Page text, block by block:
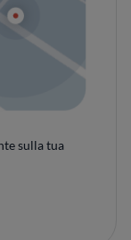
sulla tua